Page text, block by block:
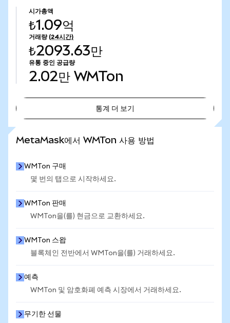
시가총액
₺1.09억
거래량 (24시간)
₺2093.63만
유통 중인 공급량
2.02만 WMTon
통계 더 보기
MetaMask에서 WMTon 사용 방법
WMTon 구매
몇 번의 탭으로 시작하세요.
WMTon 판매
WMTon을(를) 현금으로 교환하세요.
WMTon 스왑
블록체인 전반에서 WMTon을(를) 거래하세요.
예측
WMTon 및 암호화폐 예측 시장에서 거래하세요.
무기한 선물